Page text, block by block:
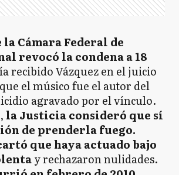
la Cámara Federal de
revocó la condena a 18
recibido Vázquez en el juicio
el músico fue el autor del
agravado por el vínculo.
la Justicia consideró que sí
de prenderla fuego.
que haya actuado bajo
y rechazaron nulidades.